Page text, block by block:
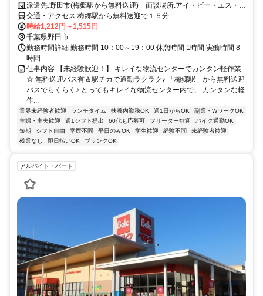
派遣先:野田市(梅郷駅から無料送迎) 面談場所:アイ・ビー・エス・ア
ウトソーシング㈱春日部営業所 WEB面談可能
交通・アクセス 梅郷駅から無料送迎で１５分
時給1,212円～1,515円
千葉県野田市
勤務時間詳細 勤務時間 10：00～19：00 休憩時間 1時間 実働時間 8
時間
仕事内容 【未経験歓迎！】 キレイな物流センターでカンタン軽作業
☆ 無料送迎バス有＆駅チカで通勤ラクラク♪ 「梅郷駅」から無料送迎
バスでらくらく♪ とってもキレイな物流センター内で、 カンタンな軽
作...
業界未経験者歓迎 ランチタイム 扶養内勤務OK 週1日からOK
副業・WワークOK
主婦・主夫歓迎
週1シフト提出 60代も応募可 フリーター歓迎
バイク通勤OK
短期
シフト自由 学歴不問 平日のみOK 学生歓迎 経験不問
未経験者歓迎
残業なし
即日払いOK ブランクOK
アルバイト・パート